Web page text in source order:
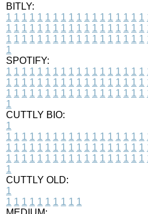
BITLY:
1 1 1 1 1 1 1 1 1 1 1 1 1 1 1 1 1 1
1 1 1 1 1 1 1 1 1 1 1 1 1 1 1 1 1 1
1 1 1 1 1 1 1 1 1 1 1 1 1 1 1 1 1 1
1
SPOTIFY:
1 1 1 1 1 1 1 1 1 1 1 1 1 1 1 1 1 1
1 1 1 1 1 1 1 1 1 1 1 1 1 1 1 1 1 1
1 1 1 1 1 1 1 1 1 1 1 1 1 1 1 1 1 1
1
CUTTLY BIO:
1
1 1 1 1 1 1 1 1 1 1 1 1 1 1 1 1 1 1
1 1 1 1 1 1 1 1 1 1 1 1 1 1 1 1 1 1
1 1 1 1 1 1 1 1 1 1 1 1 1 1 1 1 1 1
1
CUTTLY OLD:
1
1 1 1 1 1 1 1 1 1 1